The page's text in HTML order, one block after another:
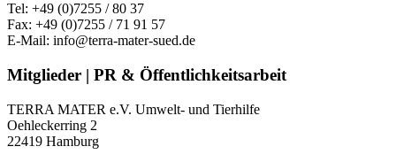
Tel: +49 (0)7255 / 80 37
Fax: +49 (0)7255 / 71 91 57
E-Mail: info@terra-mater-sued.de
Mitglieder | PR & Öffentlichkeitsarbeit
TERRA MATER e.V. Umwelt- und Tierhilfe
Oehleckerring 2
22419 Hamburg